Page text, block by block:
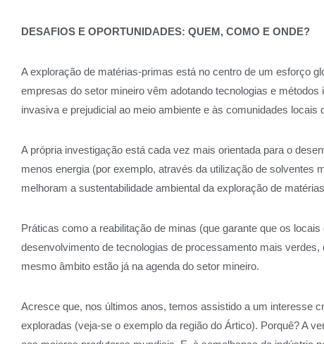
DESAFIOS E OPORTUNIDADES: QUEM, COMO E ONDE?
A exploração de matérias-primas está no centro de um esforço
empresas do setor mineiro vêm adotando tecnologias e
invasiva e prejudicial ao meio ambiente e às comunidades
A própria investigação está cada vez mais orientada para o
menos energia (por exemplo, através da utilização de
melhoram a sustentabilidade ambiental da exploração de
Práticas como a reabilitação de minas (que garante que os
desenvolvimento de tecnologias de processamento mais
mesmo âmbito estão já na agenda do setor mineiro.
Acresce que, nos últimos anos, temos assistido a um interesse
exploradas (veja-se o exemplo da região do Ártico). Porquê? A